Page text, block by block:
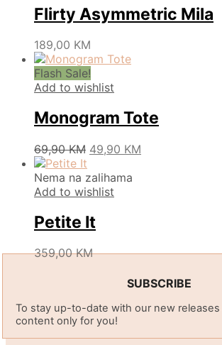
The
options
be
chosen
on
the
product
page
Flirty Asymmetric Mila
189,00 KM
product
multiple
The
options
may
be
chosen
on
the
product
page
Flash Sale!
Add to wishlist
Monogram Tote
69,90KM Original
was:
69,90 KM.
49,90 KM
chosen
on
the
Nema na zalihama
Add to wishlist
Petite It
359,00KMThis
variants.
The
options
SUBSCRIBE
To stay up-to-date with our new releases
content only for you!